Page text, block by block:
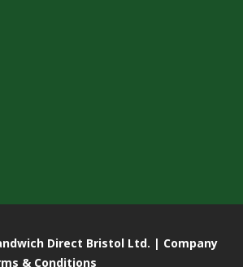
Direct Bristol Ltd. | Company
& Conditions